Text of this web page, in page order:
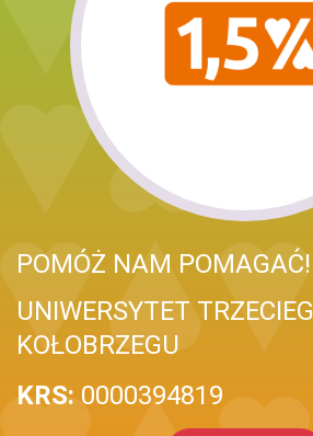
POMÓŻ NAM POMAGAĆ!
UNIWERSYTET
KOŁOBRZEGU
KRS: 0000394819